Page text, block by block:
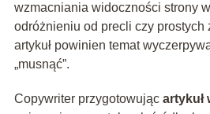
wzmacniania widoczności strony
odróżnieniu od precli czy prostych
artykuł powinien temat
„musnąć”.
Copywriter przygotowując artykuł